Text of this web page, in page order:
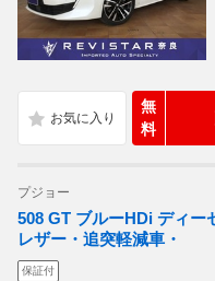
無
料
プジョー
508 GT ブルーHDi ディー
レザー・追突軽減車・
保証付